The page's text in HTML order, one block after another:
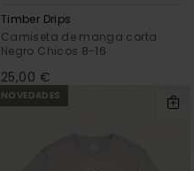
Timber Drips
Camiseta de manga corta
Negro Chicos 8-16
25,00 €
NOVEDADES